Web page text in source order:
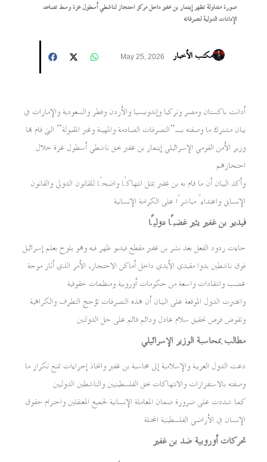
صورة متداولة تظهر إيتمار بن غفير داخل مركز احتجاز لناشطي أسطول غزة وسط تصاعد
الإدانات الدولية لتصرفاته
مكتب الأخبار May 25, 2026
أدانت باكستان ومصر وتركيا وإندونيسيا والأردن وقطر والسعودية والإمارات في
بيان مشترك ما وصفته بـ”التصرفات الصادمة والمهينة وغير المقبولة” التي قام بها
وزير الأمن القومي الإسرائيلي إيتمار بن غفير بحق ناشطي أسطول غزة خلال
احتجازهم
وأكد البيان أن ما قام به بن غفير يمثل انتهاكًا واضحًا للقانون الدولي والقانون
الإنساني واعتداءً مباشرًا على الكرامة الإنسانية
فيديو بن غفير يثير غضبًا دوليًا
جاءت ردود الفعل بعد نشر بن غفير مقطع فيديو ظهر فيه وهو يلوح بعلم إسرائيل
فوق ناشطين بدوا مقيدي الأيدي داخل أماكن الاحتجاز، الأمر الذي أثار موجة
غضب وانتقادات واسعة من حكومات أوروبية ومنظمات حقوقية
واعتبرت الدول الموقعة على البيان أن هذه التصرفات تؤجج التطرف والكراهية
وتقوض فرص تحقيق سلام عادل ودائم قائم على حل الدولتين
مطالب بمحاسبة الوزير الإسرائيلي
دعت الدول العربية والإسلامية إلى محاسبة بن غفير واتخاذ إجراءات تمنع تكرار ما
وصفته بالاستفزازات والانتهاكات بحق الفلسطينيين والناشطين الدوليين
كما شددت على ضرورة ضمان المعاملة الإنسانية لجميع المعتقلين واحترام حقوق
الإنسان في الأراضي الفلسطينية المحتلة
تحركات أوروبية ضد بن غفير